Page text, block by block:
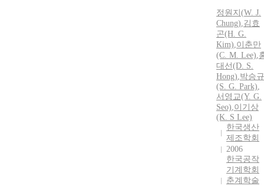
정원지 (W. J.
Chung),김효
곤(H. G.
Kim),이춘만
(C. M. Lee),
대선(D. S.
Hong),박승규
(S. G. Park),
서영교(Y. G.
Seo),이기상
(K. S Lee)
한국생산
제조학회
2006
한국공작
기계학회
춘계학술